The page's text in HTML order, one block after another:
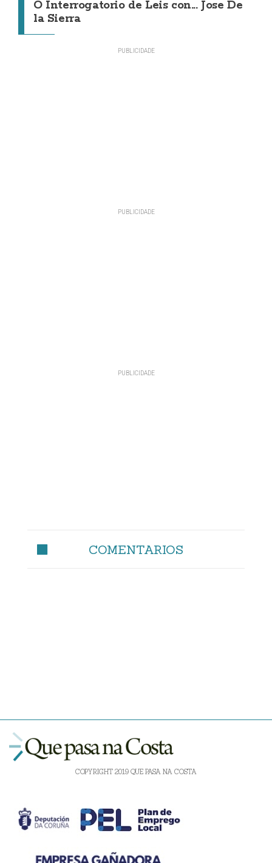
O Interrogatorio de Leis con... Jose De
la Sierra
COMENTARIOS
COPYRIGHT 2019 QUE PASA NA COSTA